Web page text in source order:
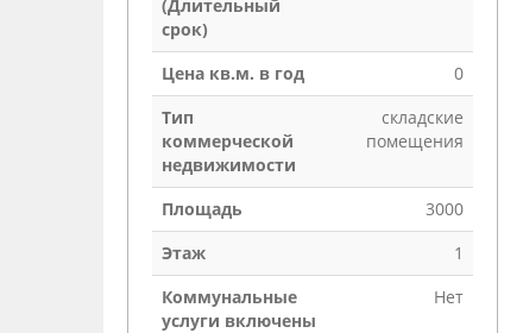
(Длительный
срок)
Цена кв.м. в год
0
Тип
коммерческой
недвижимости
складские
помещения
Площадь
3000
Этаж
1
Коммунальные
услуги включены
Нет